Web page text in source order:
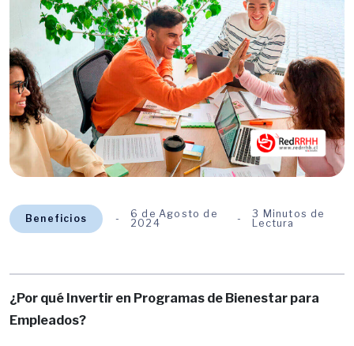
Beneficios
6 de Agosto de
2024
3 Minutos de
Lectura
¿Por qué Invertir en Programas de Bienestar para
Empleados?